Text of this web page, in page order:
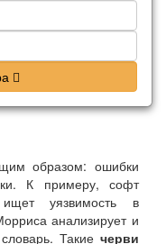
образом: ошибки
К примеру, софт
уязвимость в
анализирует и
Такие черви